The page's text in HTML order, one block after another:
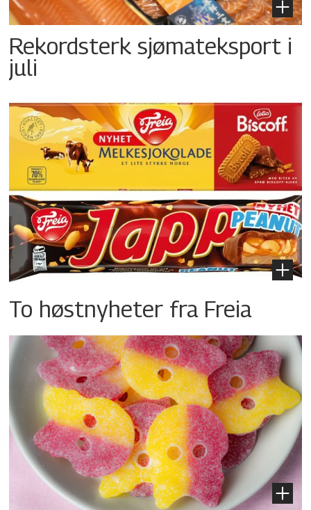
Rekordsterk sjømateksport i
juli
To høstnyheter fra Freia